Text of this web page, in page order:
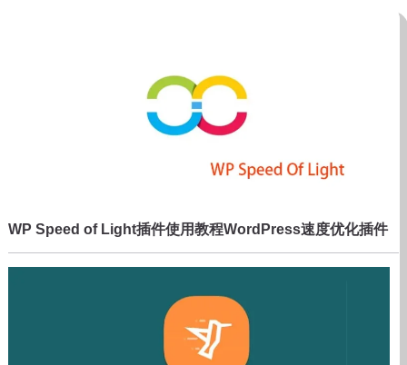
WP Speed of Light插件使用教程WordPress速度优化插件